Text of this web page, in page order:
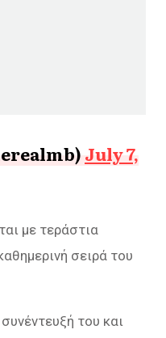
July 7,
με τεράστια
σειρά του
του και